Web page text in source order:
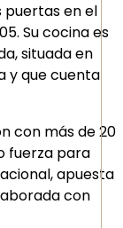
puertas en el
Su cocina es
situada en
y que cuenta
con más de 20
fuerza para
apuesta
con